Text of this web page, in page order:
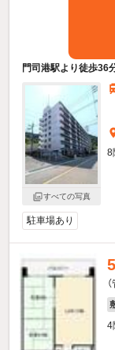
門司港駅より徒歩36
すべての写真
8
駐車場あり
5
4